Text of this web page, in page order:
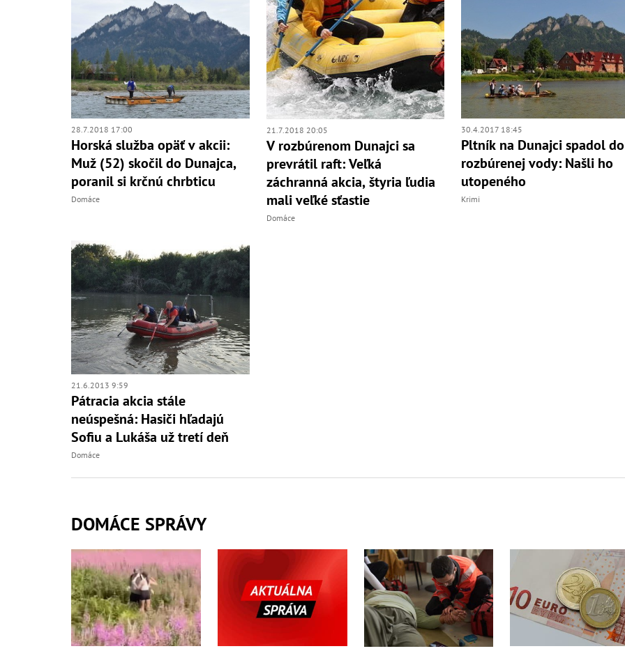
28.7.2018 17:00
Horská služba opäť v akcii:
Muž (52) skočil do Dunajca,
poranil si krčnú chrbticu
Domáce
21.7.2018 20:05
V rozbúrenom Dunajci sa
prevrátil raft: Veľká
záchranná akcia, štyria ľudia
mali veľké sťastie
Domáce
30.4.2017 18:45
Pltník na Dunajci spadol do
rozbúrenej vody: Našli ho
utopeného
Krimi
21.6.2013 9:59
Pátracia akcia stále
neúspešná: Hasiči hľadajú
Sofiu a Lukáša už tretí deň
Domáce
DOMÁCE SPRÁVY